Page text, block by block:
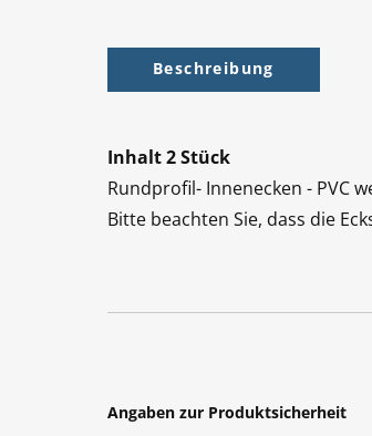
Beschreibung
Inhalt 2 Stück
Rundprofil- Innenecken - PVC
Bitte beachten Sie, dass die
Angaben zur Produktsicherheit